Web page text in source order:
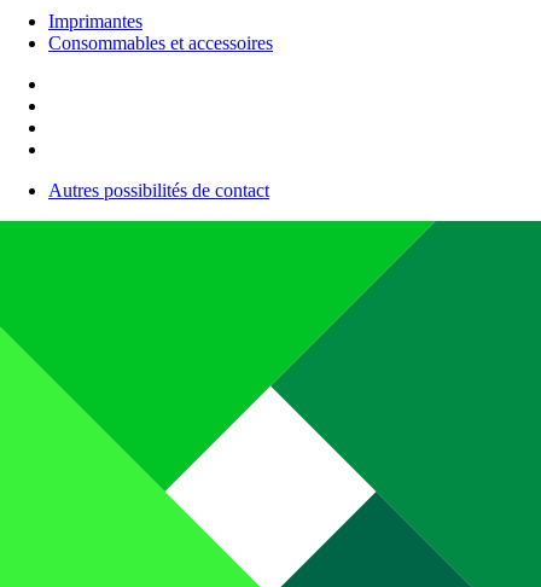
Imprimantes
Consommables et accessoires
Autres possibilités de contact